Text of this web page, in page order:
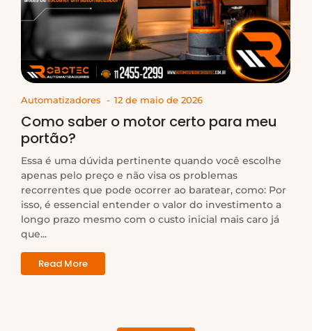
Automatizadores - 12 de maio de 2026
Como saber o motor certo para meu
portão?
Essa é uma dúvida pertinente quando você escolhe
apenas pelo preço e não visa os problemas
recorrentes que pode ocorrer ao baratear, como: Por
isso, é essencial entender o valor do investimento a
longo prazo mesmo com o custo inicial mais caro já
que...
Read More